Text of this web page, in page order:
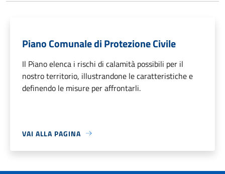
Piano Comunale di Protezione Civile
Il Piano elenca i rischi di calamità possibili per il
nostro territorio, illustrandone le caratteristiche e
definendo le misure per affrontarli.
VAI ALLA PAGINA